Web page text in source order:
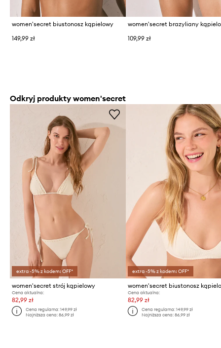
women'secret biustonosz kąpielowy
149,99 zł
109,99 zł
Odkryj produkty women'secret
extra -5% z kodem: OFF*
women'secret strój kąpielowy
Cena aktualna:
82,99 zł
Cena regularna:149,99 zł
Najniższa cena:86,99 zł
extra -5% z kodem: OFF*
women'secret biustonosz
Cena aktualna:
82,99 zł
Cena regularna: 149,99 zł
Najniższa cena: 86,99 zł